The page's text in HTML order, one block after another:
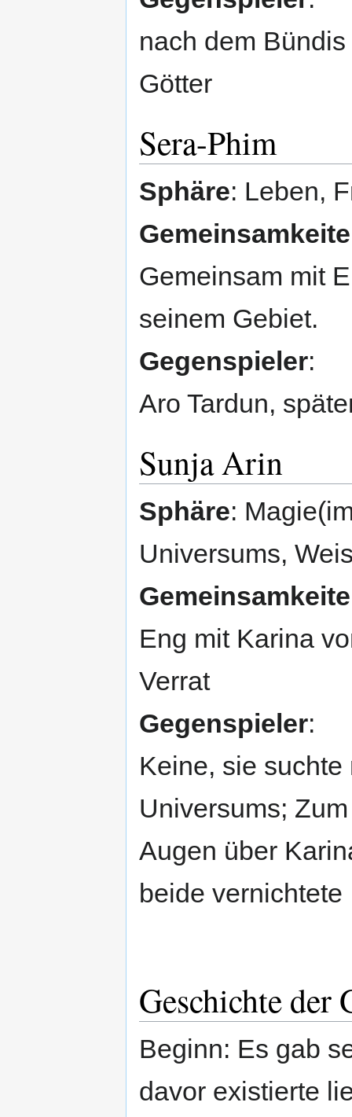
nach dem
Götter
Sera-Phim
Sphäre: Leben,
Gemeinsam mit
seinem Gebiet.
Gegenspieler:
Aro Tardun,
Sunja Arin
Sphäre:
Universums,
Eng mit Karina
Verrat
Gegenspieler:
Keine, sie
Universums;
Augen über
beide vernichtete
Geschichte der
Beginn: Es gab
davor existierte